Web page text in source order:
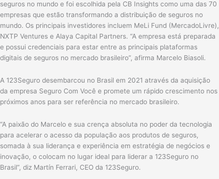
seguros no mundo e foi escolhida pela CB Insights como uma das 70
empresas que estão transformando a distribuição de seguros no
mundo. Os principais investidores incluem MeLi Fund (MercadoLivre),
NXTP Ventures e Alaya Capital Partners. “A empresa está preparada
e possui credenciais para estar entre as principais plataformas
digitais de seguros no mercado brasileiro”, afirma Marcelo Biasoli.
A 123Seguro desembarcou no Brasil em 2021 através da aquisição
da empresa Seguro Com Você e promete um rápido crescimento nos
próximos anos para ser referência no mercado brasileiro.
“A paixão do Marcelo e sua crença absoluta no poder da tecnologia
para acelerar o acesso da população aos produtos de seguros,
somada à sua liderança e experiência em estratégia de negócios e
inovação, o colocam no lugar ideal para liderar a 123Seguro no
Brasil”, diz Martín Ferrari, CEO da 123Seguro.